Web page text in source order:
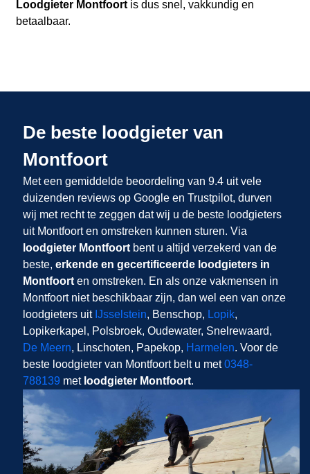
Loodgieter Montfoortis dus snel, vakkundig en
betaalbaar.
De beste loodgieter van
Montfoort
Met een gemiddelde beoordeling van 9.4 uit vele
duizenden reviews op Google en Trustpilot, durven
wij met recht te zeggen dat wij u de beste loodgieters
uit Montfoort en omstreken kunnen sturen. Via
loodgieter Montfoortbent u altijd verzekerd van de
beste, erkende en gecertificeerde loodgieters in
Montfoorten omstreken. En als onze vakmensen in
Montfoort niet beschikbaar zijn, dan wel een van onze
loodgieters uit IJsselstein, Benschop, Lopik,
Lopikerkapel, Polsbroek, Oudewater, Snelrewaard,
De Meern, Linschoten, Papekop, Harmelen. Voor de
beste loodgieter van Montfoort belt u met0348-
788139 met loodgieter Montfoort.